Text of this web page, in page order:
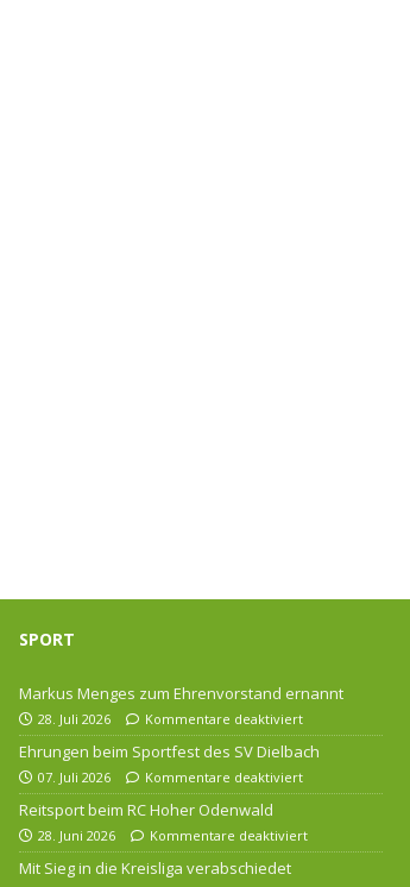
SPORT
Markus Menges zum Ehrenvorstand ernannt
28. Juli 2026 Kommentare deaktiviert
Ehrungen beim Sportfest des SV Dielbach
07. Juli 2026 Kommentare deaktiviert
Reitsport beim RC Hoher Odenwald
28. Juni 2026 Kommentare deaktiviert
Mit Sieg in die Kreisliga verabschiedet